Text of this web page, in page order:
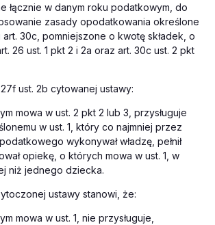
łącznie w danym roku podatkowym, do
zasady opodatkowania określone
art. 30c, pomniejszone o kwotę składek, o
26 ust. 1 pkt 2 i 2a oraz art. 30c ust. 2 pkt
ust. 2b cytowanej ustawy:
mowa w ust. 2 pkt 2 lub 3, przysługuje
w ust. 1, który co najmniej przez
wykonywał władzę, pełnił
opiekę, o których mowa w ust. 1, w
niż jednego dziecka.
ustawy stanowi, że:
mowa w ust. 1, nie przysługuje,